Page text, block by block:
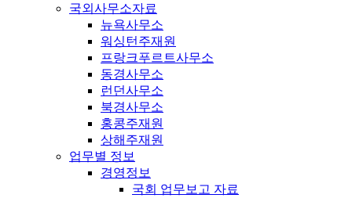
국외사무소자료
뉴욕사무소
워싱턴주재원
프랑크푸르트사무소
동경사무소
런던사무소
북경사무소
홍콩주재원
상해주재원
업무별 정보
경영정보
국회 업무보고 자료